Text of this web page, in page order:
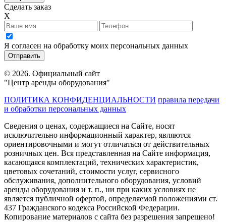
Сделать заказ
X
Я согласен на обработку моих персональных данных
© 2026. Официальный сайт
"Центр аренды оборудования"
ПОЛИТИКА КОНФИДЕНЦИАЛЬНОСТИ правила передачи
и обработки персональных данных
Сведения о ценах, содержащиеся на Сайте, носят
исключительно информационный характер, являются
ориентировочными и могут отличаться от действительных
розничных цен. Вся представленная на Сайте информация,
касающаяся комплектаций, технических характеристик,
цветовых сочетаний, стоимости услуг, сервисного
обслуживания, дополнительного оборудования, условий
аренды оборудования и т. п., ни при каких условиях не
является публичной офертой, определяемой положениями ст.
437 Гражданского кодекса Российской Федерации.
Копирование материалов с сайта без разрешения запрещено!